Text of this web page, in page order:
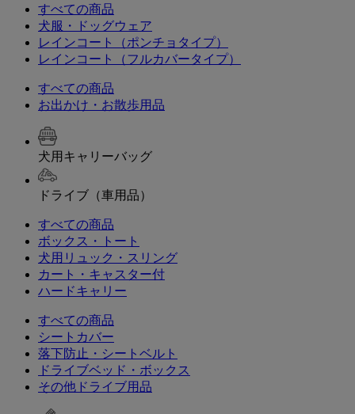
すべての商品
犬服・ドッグウェア
レインコート（ポンチョタイプ）
レインコート（フルカバータイプ）
すべての商品
お出かけ・お散歩用品
犬用キャリーバッグ
ドライブ（車用品）
すべての商品
ボックス・トート
犬用リュック・スリング
カート・キャスター付
ハードキャリー
すべての商品
シートカバー
落下防止・シートベルト
ドライブベッド・ボックス
その他ドライブ用品